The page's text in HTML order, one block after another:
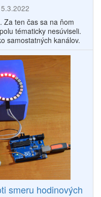
5.3.2022
Za ten čas sa na ňom
tématicky nesúviseli.
samostatných kanálov.
smeru hodinových